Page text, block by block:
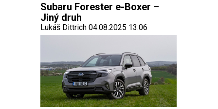
Subaru Forester e-Boxer –
Jiný druh
Lukáš Dittrich 04.08.2025 13:06